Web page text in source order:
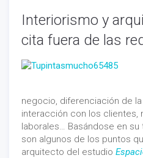
Interiorismo y
cita fuera de las
negocio, diferenciación de
interacción con los clientes,
laborales… Basándose en
son algunos de los puntos
arquitecto del estudio